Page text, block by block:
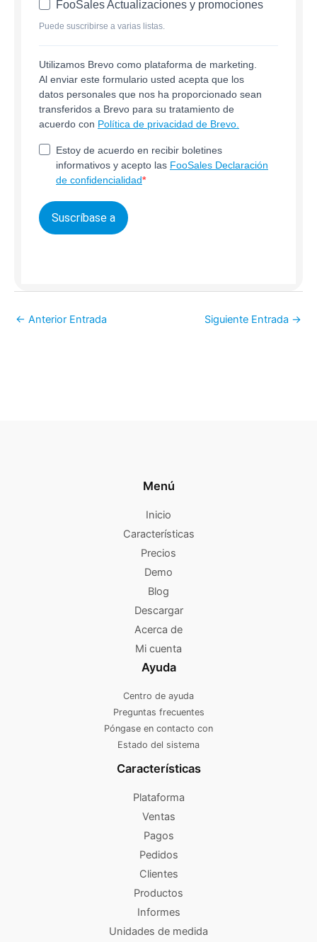
FooSales Actualizaciones y promociones
Puede suscribirse a varias listas.
Utilizamos Brevo como plataforma de marketing.
Al enviar este formulario usted acepta que los
datos personales que nos ha proporcionado sean
transferidos a Brevo para su tratamiento de
acuerdo con Política de privacidad de Brevo.
Estoy de acuerdo en recibir boletines
informativos y acepto las FooSales Declaración
de confidencialidad
Suscríbase a
← Anterior Entrada Siguiente Entrada →
Menú
Inicio
Características
Precios
Demo
Blog
Descargar
Acerca de
Mi cuenta
Ayuda
Centro de ayuda
Preguntas frecuentes
Póngase en contacto con
Estado del sistema
Características
Plataforma
Ventas
Pagos
Pedidos
Clientes
Productos
Informes
Unidades de medida